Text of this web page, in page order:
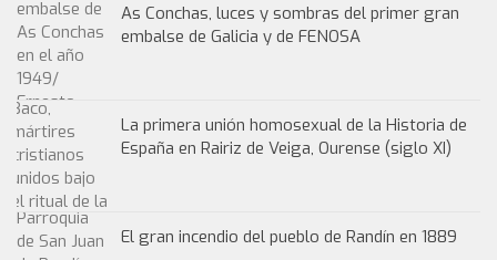
As Conchas, luces y sombras del primer gran
embalse de Galicia y de FENOSA
La primera unión homosexual de la Historia de
España en Rairiz de Veiga, Ourense (siglo XI)
El gran incendio del pueblo de Randín en 1889